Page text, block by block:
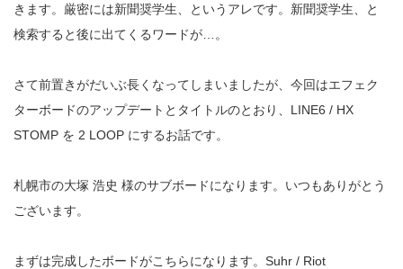
きます。厳密には新聞奨学生、というアレです。新聞奨学生、と
検索すると後に出てくるワードが…。
さて前置きがだいぶ長くなってしまいましたが、今回はエフェク
ターボードのアップデートとタイトルのとおり、LINE6 / HX
STOMP を 2 LOOP にするお話です。
札幌市の大塚 浩史 様のサブボードになります。いつもありがとう
ございます。
まずは完成したボードがこちらになります。Suhr / Riot